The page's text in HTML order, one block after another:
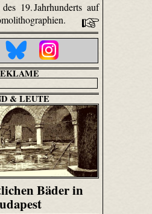
19. Jahrhunderts auf
& LEUTE
Bäder in